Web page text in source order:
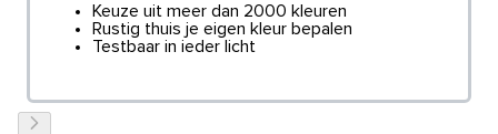
Keuze uit meer dan 2000 kleuren
Rustig thuis je eigen kleur bepalen
Testbaar in ieder licht